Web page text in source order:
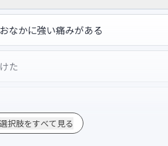
なかに強い痛みがある
た
選択肢をすべて見る